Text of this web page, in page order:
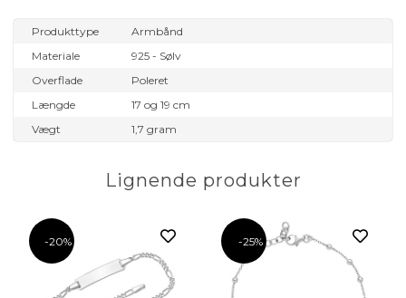
Produkttype
Armbånd
Materiale
925 - Sølv
Overflade
Poleret
Længde
17 og 19 cm
Vægt
1,7 gram
Lignende produkter
-20% -25%